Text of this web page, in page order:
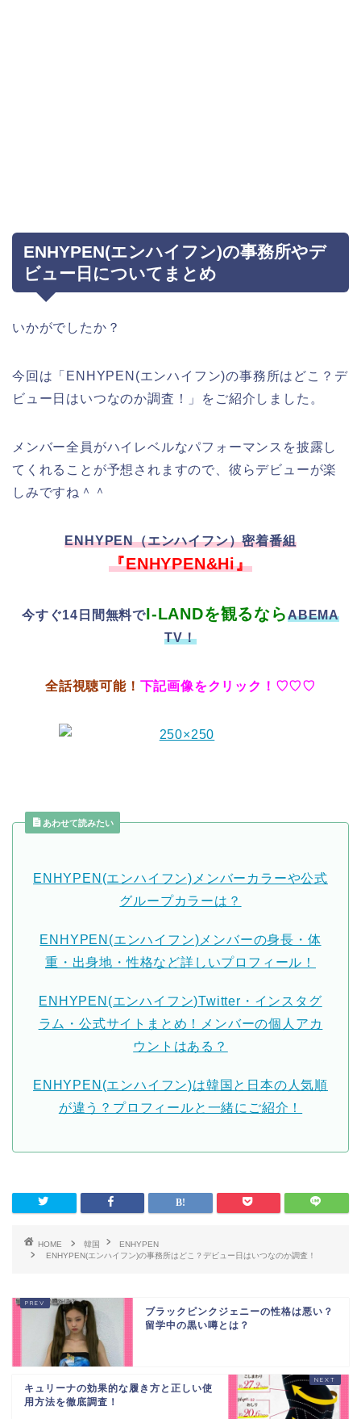
ENHYPEN(エンハイフン)の事務所やデ
ビュー日についてまとめ
いかがでしたか？
今回は「ENHYPEN(エンハイフン)の事務所はどこ？デ
ビュー日はいつなのか調査！」をご紹介しました。
メンバー全員がハイレベルなパフォーマンスを披露し
てくれることが予想されますので、彼らデビューが楽
しみですね＾＾
ENHYPEN（エンハイフン）密着番組
『ENHYPEN&Hi』
今すぐ14日間無料でI-LANDを観るならABEMA
TV！
全話視聴可能！ 下記画像をクリック！♡♡♡
あわせて読みたい
ENHYPEN(エンハイフン)メンバーカラーや公式
グループカラーは？
ENHYPEN(エンハイフン)メンバーの身長・体
重・出身地・性格など詳しいプロフィール！
ENHYPEN(エンハイフン)Twitter・インスタグ
ラム・公式サイトまとめ！メンバーの個人アカ
ウントはある？
ENHYPEN(エンハイフン)は韓国と日本の人気順
が違う？プロフィールと一緒にご紹介！
HOME 韓国
ENHYPEN
ENHYPEN(エンハイフン)の事務所はどこ？デビュー日はいつなのか調査！
ブラックピンクジェニーの性格は悪い？
留学中の黒い噂とは？
キュリーナの効果的な履き方と正しい使
用方法を徹底調査！